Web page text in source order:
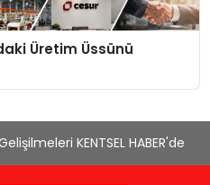
Üretim Üssünü
KENTSEL HABER'de